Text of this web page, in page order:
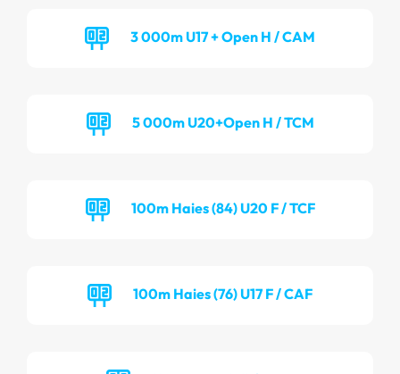
3 000m U17 + Open H / CAM
5 000m U20+Open H / TCM
100m Haies (84) U20 F / TCF
100m Haies (76) U17 F / CAF